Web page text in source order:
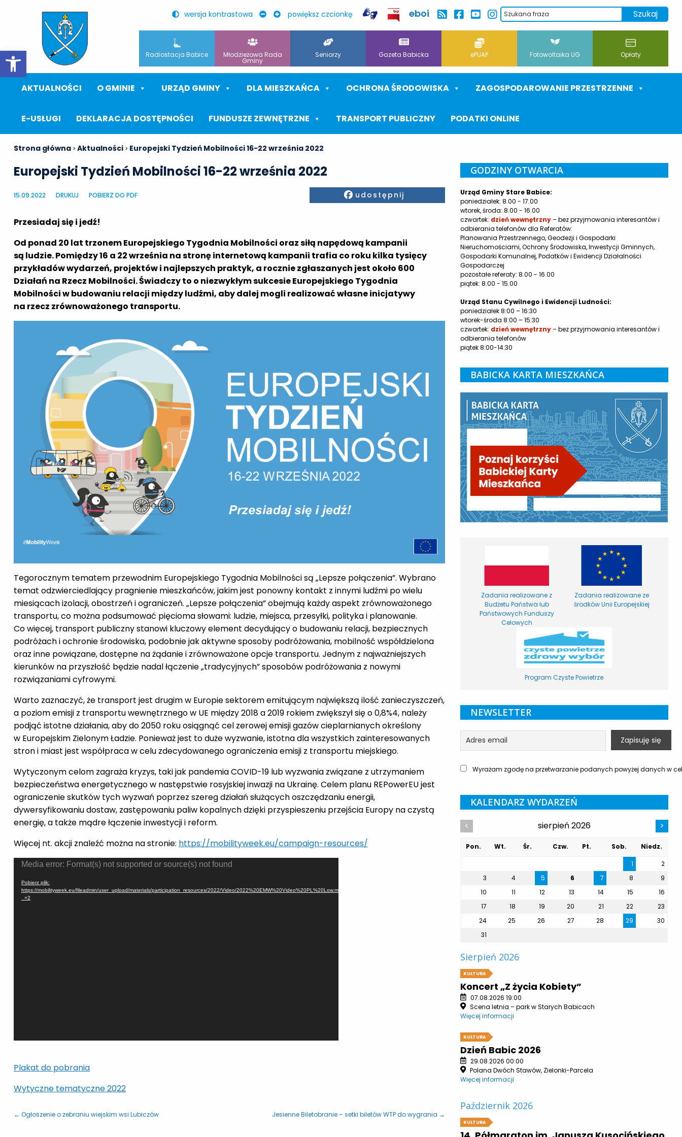
Otwórz pasek narzędzi
wersja kontrastowa powiększ czcionkę eboi
Radiostacja Babice Młodzieżowa Rada
Gminy
Seniorzy Gazeta Babicka ePUAP Fotowoltaika UG Opłaty
AKTUALNOŚCI O GMINIE URZĄD GMINY DLA MIESZKAŃCA OCHRONA ŚRODOWISKA ZAGOSPODAROWANIE PRZESTRZENNE
E-USŁUGI DEKLARACJA DOSTĘPNOŚCI FUNDUSZE ZEWNĘTRZNE TRANSPORT PUBLICZNY PODATKI ONLINE
Strona główna >Aktualności > Europejski Tydzień Mobilności 16-22 września 2022
Europejski Tydzień Mobilności 16-22 września 2022
15.09.2022 DRUKUJ POBIERZ DO PDF Facebook
udostępnij
Przesiadaj się i jedź!
Od ponad 20 lat trzonem Europejskiego Tygodnia Mobilności oraz siłą napędową kampanii
są ludzie. Pomiędzy 16 a 22 września na stronę internetową kampanii trafia co roku kilka tysięcy
przykładów wydarzeń, projektów i najlepszych praktyk, a rocznie zgłaszanych jest około 600
Działań na Rzecz Mobilności. Świadczy to o niezwykłym sukcesie Europejskiego Tygodnia
Mobilności w budowaniu relacji między ludźmi, aby dalej mogli realizować własne inicjatywy
na rzecz zrównoważonego transportu.
Tegorocznym tematem przewodnim Europejskiego Tygodnia Mobilności są „Lepsze połączenia”. Wybrano
temat odzwierciedlający pragnienie mieszkańców, jakim jest ponowny kontakt z innymi ludźmi po wielu
miesiącach izolacji, obostrzeń i ograniczeń. „Lepsze połączenia” obejmują każdy aspekt zrównoważonego
transportu, co można podsumować pięcioma słowami: ludzie, miejsca, przesyłki, polityka i planowanie.
Co więcej, transport publiczny stanowi kluczowy element decydujący o budowaniu relacji, bezpiecznych
podróżach i ochronie środowiska, podobnie jak aktywne sposoby podróżowania, mobilność współdzielona
oraz inne powiązane, dostępne na żądanie i zrównoważone opcje transportu. Jednym z najważniejszych
kierunków na przyszłość będzie nadal łączenie „tradycyjnych” sposobów podróżowania z nowymi
rozwiązaniami cyfrowymi.
Warto zaznaczyć, że transport jest drugim w Europie sektorem emitującym największą ilość zanieczyszczeń,
a poziom emisji z transportu wewnętrznego w UE między 2018 a 2019 rokiem zwiększył się o 0,8%4, należy
podjąć istotne działania, aby do 2050 roku osiągnąć cel zerowej emisji gazów cieplarnianych określony
w Europejskim Zielonym Ładzie. Ponieważ jest to duże wyzwanie, istotna dla wszystkich zainteresowanych
stron i miast jest współpraca w celu zdecydowanego ograniczenia emisji z transportu miejskiego.
Wytyczonym celom zagraża kryzys, taki jak pandemia COVID-19 lub wyzwania związane z utrzymaniem
bezpieczeństwa energetycznego w następstwie rosyjskiej inwazji na Ukrainę. Celem planu REPowerEU jest
ograniczenie skutków tych wyzwań poprzez szereg działań służących oszczędzaniu energii,
dywersyfikowaniu dostaw, zastępowaniu paliw kopalnych dzięki przyspieszeniu przejścia Europy na czystą
energię, a także mądre łączenie inwestycji i reform.
Więcej nt. akcji znaleźć można na stronie: https://mobilityweek.eu/campaign-resources/
Odtwarzacz
Media error: Format(s) not supported or source(s) not found
Pobierz plik:
https://mobilityweek.eu/fileadmin/user_upload/materials/participation_resources/2022/Video/2022%20EMW%20Video%20PL%20Low.mp4?
_=2
Plakat do pobrania
Wytyczne tematyczne 2022
← Ogłoszenie o zebraniu wiejskim wsi Lubiczów Jesienne Biletobranie – setki biletów WTP do wygrania →
GODZINY OTWARCIA
Urząd Gminy Stare Babice:
poniedziałek: 8.00 - 17.00
wtorek, środa: 8.00 - 16.00
czwartek: dzień wewnętrzny– bez przyjmowania interesantów i
odbierania telefonów dla Referatów:
Planowania Przestrzennego, Geodezji i Gospodarki
Nieruchomościami, Ochrony Środowiska, Inwestycji Gminnych,
Gospodarki Komunalnej, Podatków i Ewidencji Działalności
Gospodarczej
pozostałe referaty: 8.00 - 16.00
piątek: 8.00 - 15.00
Urząd Stanu Cywilnego i Ewidencji Ludności:
poniedziałek 8:00 – 16:30
wtorek-środa 8:00 – 15:30
czwartek: dzień wewnętrzny– bez przyjmowania interesantów i
odbierania telefonów
piątek 8:00-14:30
BABICKA KARTA MIESZKAŃCA
Zadania realizowane z
Budżetu Państwa lub
Państwowych Funduszy
Celowych
Zadania realizowane ze
środków Unii Europejskiej
Program Czyste Powietrze
NEWSLETTER
Wyrażam zgodę na przetwarzanie podanych powyżej danych w
KALENDARZ WYDARZEŃ
< sierpień 2026 >
Pon. Wt. Śr. Czw. Pt. Sob.
Niedz.
1
2
3
4 5 6 7 8
9
10
11 12 13 14 15
16
17
18 19 20 21 22
23
24
25 26 27 28 29
30
31
Sierpień 2026
KULTURA
Koncert „Z życia Kobiety”
07.08.2026 19:00
Scena letnia – park w Starych Babicach
Więcej informacji
KULTURA
Dzień Babic 2026
29.08.2026 00:00
Polana Dwóch Stawów, Zielonki-Parcela
Więcej informacji
Październik 2026
KULTURA